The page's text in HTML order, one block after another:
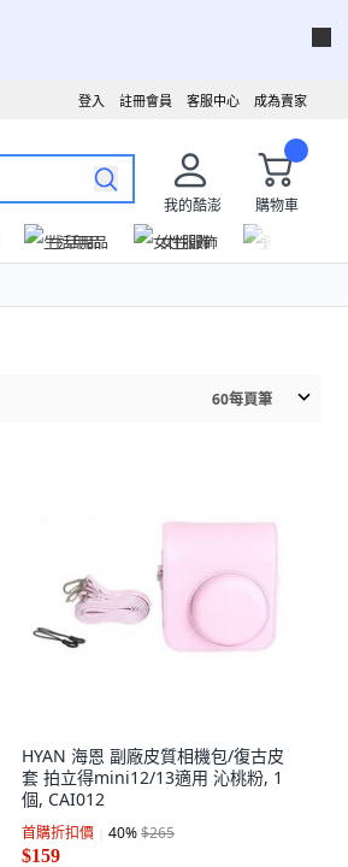
成為賣家
客服中心
註冊會員
登入
我的酷澎
購物車
生活用品 女性服飾
60每頁筆
HYAN 海恩 副廠皮質相機包/復古皮
套 拍立得mini12/13適用 沁桃粉, 1
個, CAI012
首購折扣價 40%$265
$159